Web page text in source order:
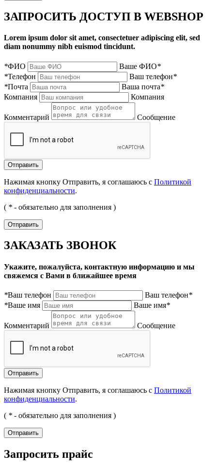
ЗАПРОСИТЬ ДОСТУП В WEBSHOP
Lorem ipsum dolor sit amet, consectetuer adipiscing elit, sed
diam nonummy nibh euismod tincidunt.
*ФИО Ваше ФИО*
*Телефон Ваш телефон*
*Почта Ваша почта*
Компания
Компания
Комментарий Сообщение
Нажимая кнопку Отправить, я соглашаюсь с Политикой
конфиденциальности.
( * - обязательно для заполнения )
ЗАКАЗАТЬ ЗВОНОК
Укажите, пожалуйста, контактную информацию и мы
свяжемся с Вами в ближайшее время
*Ваш телефон Ваш телефон*
*Ваше имя Ваше имя*
Комментарий Сообщение
Нажимая кнопку Отправить, я соглашаюсь с Политикой
конфиденциальности.
( * - обязательно для заполнения )
Запросить прайс